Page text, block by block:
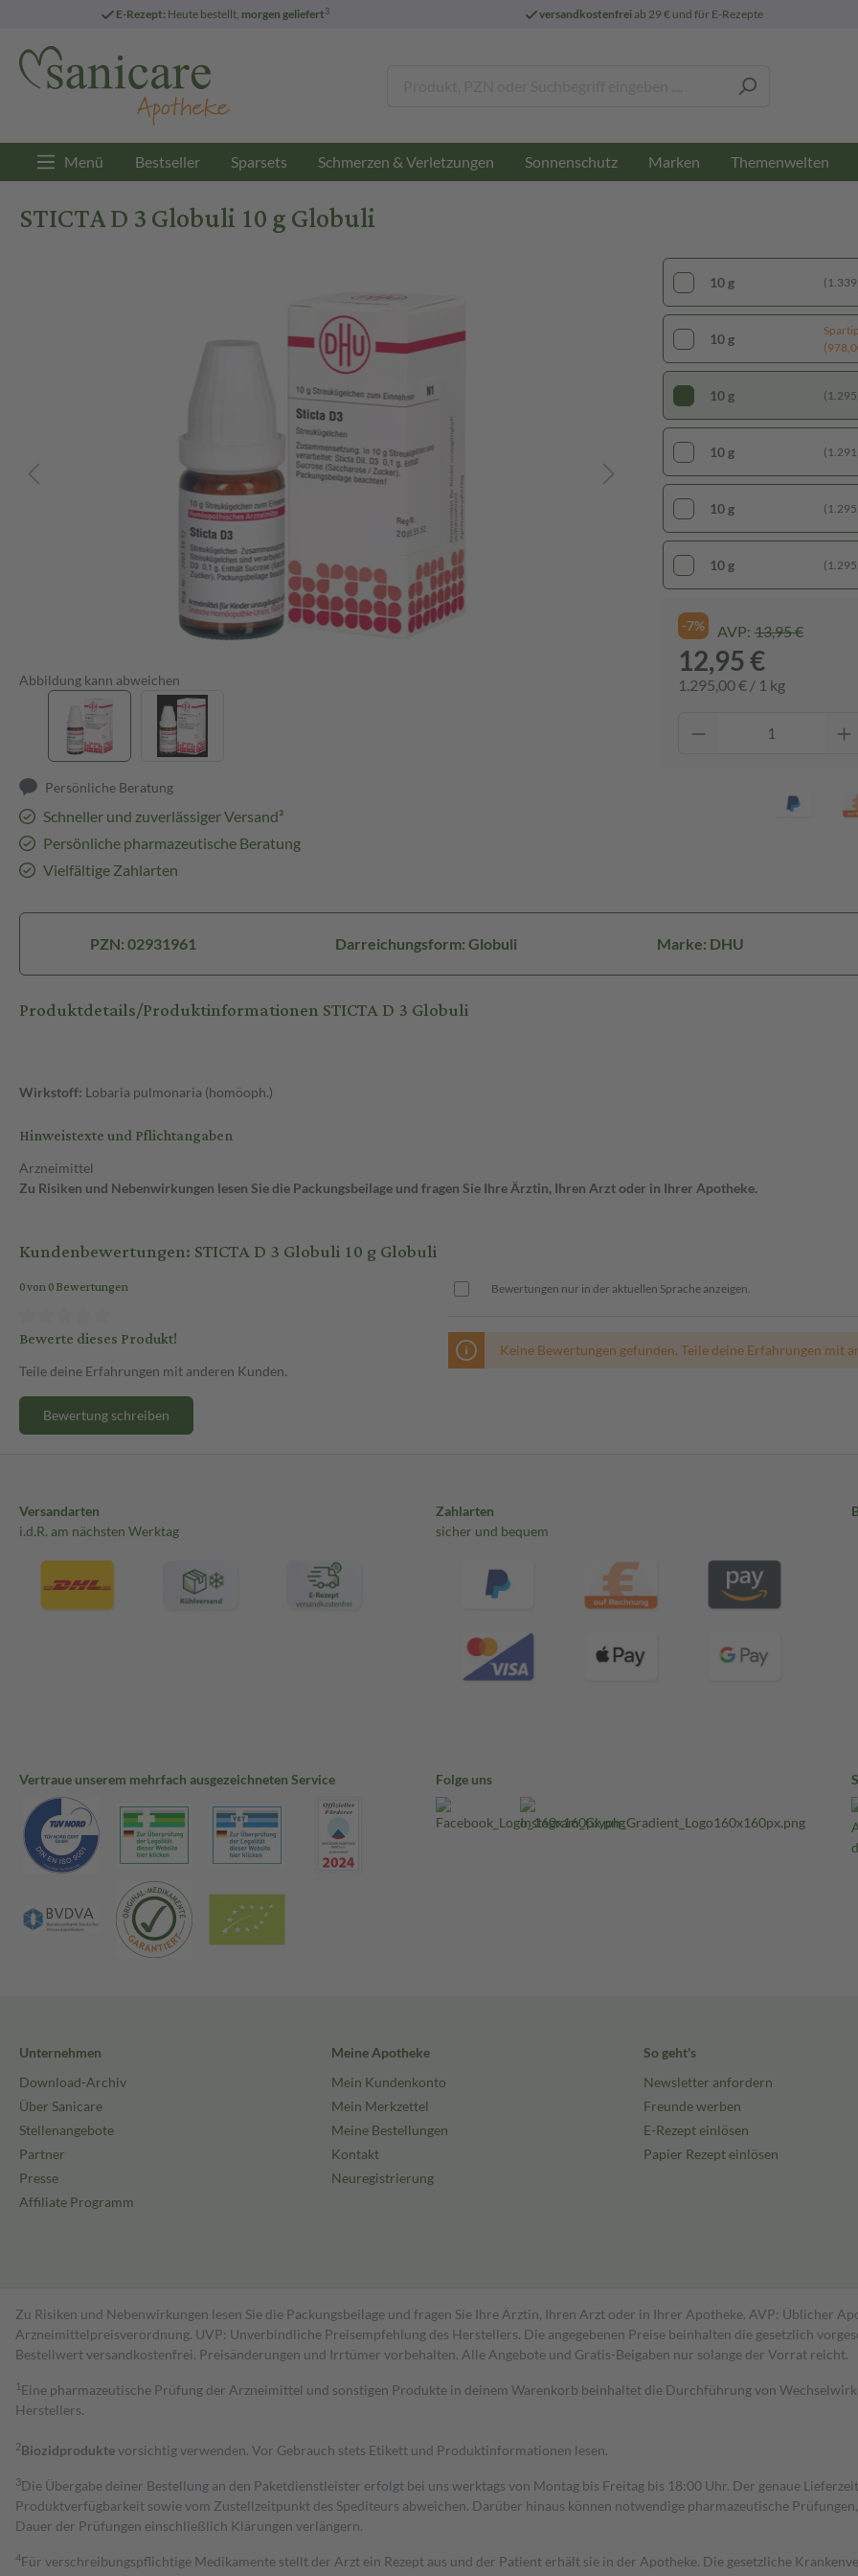
E-Rezept: Heute bestellt, morgen geliefert3 versandkostenfreiab 29 € und für E-Rezepte
Menü Bestseller Sparsets Schmerzen & Verletzungen Sonnenschutz Marken Themenwelten
STICTA D 3 Globuli 10 g Globuli
Abbildung kann abweichen
Persönliche Beratung
Schneller und zuverlässiger Versand³
Persönliche pharmazeutische Beratung
Vielfältige Zahlarten
10 g
10 g
10 g
10 g
10 g
10 g
-7% AVP: 13,95 €
12,95 €
1.295,00 € / 1 kg
PZN: 02931961 Darreichungsform: Globuli Marke: DHU
Produktdetails/Produktinformationen STICTA D 3 Globuli
Wirkstoff: Lobaria pulmonaria (homöoph.)
Hinweistexte und Pflichtangaben
Arzneimittel
Zu Risiken und Nebenwirkungen lesen Sie die Packungsbeilage und fragen Sie Ihre Ärztin, Ihren Arzt oder in Ihrer Apotheke.
Kundenbewertungen: STICTA D 3 Globuli 10 g Globuli
0 von 0 Bewertungen
Bewerte dieses Produkt!
Teile deine Erfahrungen mit anderen Kunden.
Bewertung schreiben
Bewertungen nur in der aktuellen Sprache anzeigen.
Keine Bewertungen gefunden. Teile deine Erfahrungen mit
Versandarten
i.d.R. am nächsten Werktag
Zahlarten
sicher und bequem
Vertraue unserem mehrfach ausgezeichneten Service Folge uns
Unternehmen
Download-Archiv
Über Sanicare
Stellenangebote
Partner
Presse
Affiliate Programm
Meine Apotheke
Mein Kundenkonto
Mein Merkzettel
Meine Bestellungen
Kontakt
Neuregistrierung
So geht's
Newsletter anfordern
Freunde werben
E-Rezept einlösen
Papier Rezept einlösen
Zu Risiken und Nebenwirkungen lesen Sie die Packungsbeilage und fragen Sie Ihre Ärztin, Ihren Arzt oder in Ihrer Apotheke. AVP: Üblicher
Arzneimittelpreisverordnung. UVP: Unverbindliche Preisempfehlung des Herstellers. Die angegebenen Preise beinhalten die gesetzlich
Bestell­wert versand­kosten­frei. Preisänderungen und Irrtümer vorbehalten. Alle Angebote und Gratis-Beigaben nur solange der Vorrat reicht.
1 Eine pharmazeutische Prüfung der Arzneimittel und sonstigen Produkte in deinem Warenkorb beinhaltet die Durchführung von
Herstellers.
2Biozidproduktevorsichtig verwenden. Vor Gebrauch stets Etikett und Produktinformationen lesen.
3Die Übergabe deiner Bestellung an den Paketdienstleister erfolgt bei uns werktags von Montag bis Freitag bis 18:00 Uhr. Der genaue
Produktverfügbarkeit sowie vom Zustellzeitpunkt des Spediteurs abweichen. Darüber hinaus können notwendige pharmazeutische
Dauer der Prüfungen einschließlich Klärungen verlängern.
4Für verschreibungspflichtige Medikamente stellt der Arzt ein Rezept aus und der Patient erhält sie in der Apotheke. Die gesetzliche